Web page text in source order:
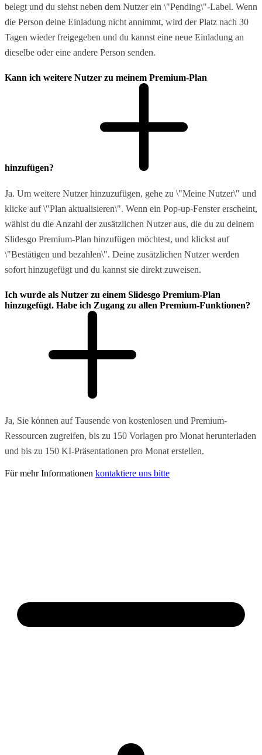
belegt und du siehst neben dem Nutzer ein \"Pending\"-Label. Wenn
die Person deine Einladung nicht annimmt, wird der Platz nach 30
Tagen wieder freigegeben und du kannst eine neue Einladung an
dieselbe oder eine andere Person senden.
Kann ich weitere Nutzer zu meinem Premium-Plan
hinzufügen?
Ja. Um weitere Nutzer hinzuzufügen, gehe zu \"Meine Nutzer\" und
klicke auf \"Plan aktualisieren\". Wenn ein Pop-up-Fenster erscheint,
wählst du die Anzahl der zusätzlichen Nutzer aus, die du zu deinem
Slidesgo Premium-Plan hinzufügen möchtest, und klickst auf
\"Bestätigen und bezahlen\". Deine zusätzlichen Nutzer werden
sofort hinzugefügt und du kannst sie direkt zuweisen.
Ich wurde als Nutzer zu einem Slidesgo Premium-Plan
hinzugefügt. Habe ich Zugang zu allen Premium-Funktionen?
Ja, Sie können auf Tausende von kostenlosen und Premium-
Ressourcen zugreifen, bis zu 150 Vorlagen pro Monat herunterladen
und bis zu 150 KI-Präsentationen pro Monat erstellen.
Für mehr Informationen kontaktiere uns bitte